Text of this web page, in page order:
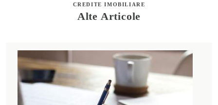
CREDITE IMOBILIARE
Alte Articole